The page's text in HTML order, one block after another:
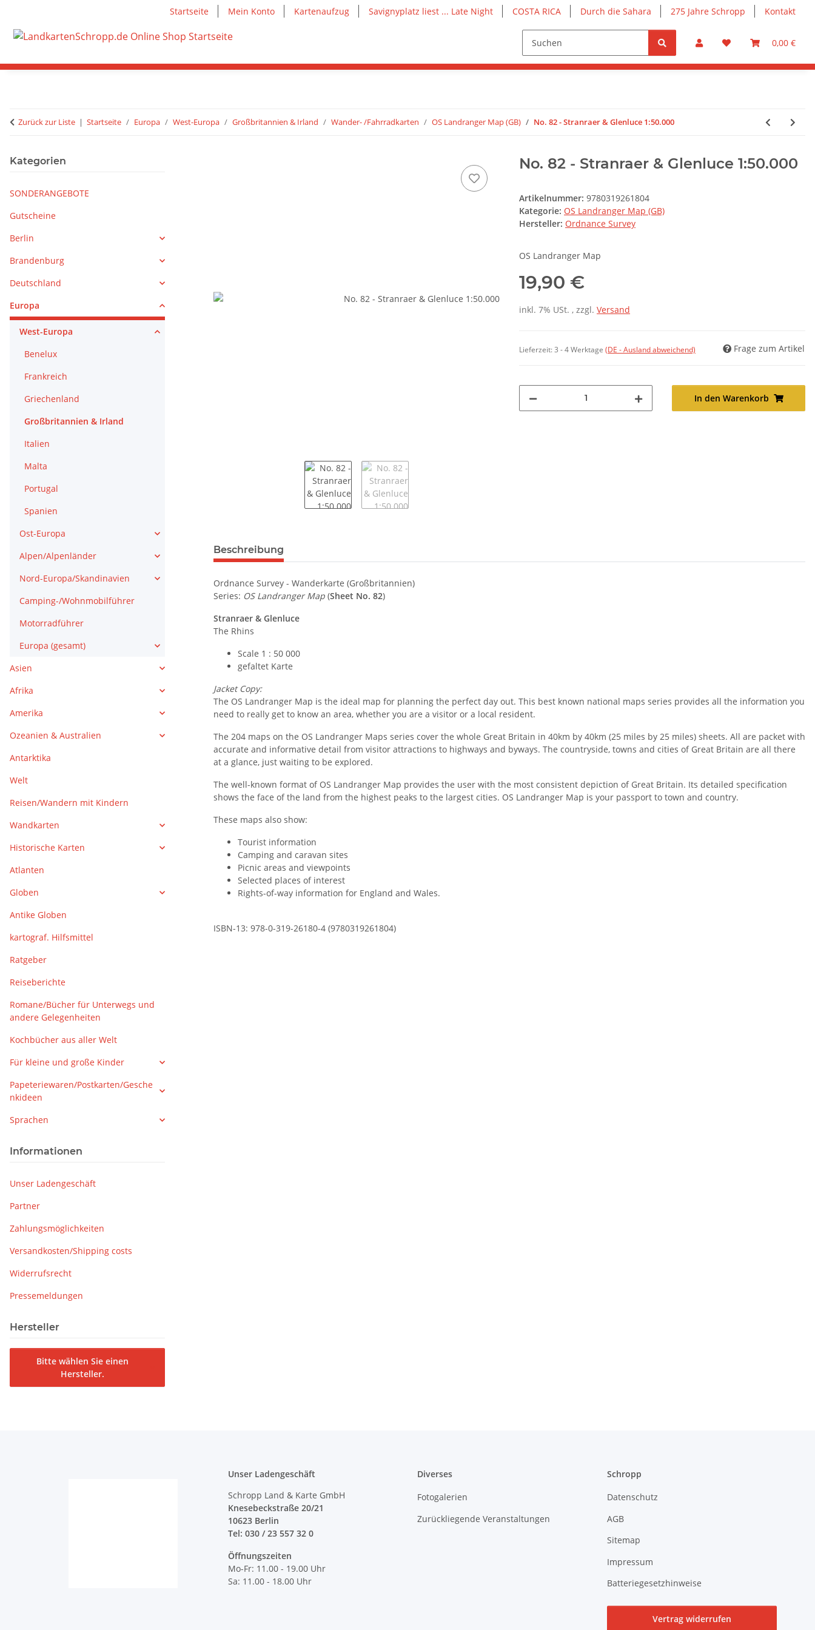
Startseite Mein Konto Kartenaufzug Savignyplatz liest ... Late Night COSTA RICA Durch die Sahara 275 Jahre Schropp Kontakt
0,00 €
Zurück zur Liste Startseite Europa West-Europa Großbritannien & Irland Wander- /Fahrradkarten OS Landranger Map (GB) No. 82 - Stranraer & Glenluce 1:50.000
No. 82 - Stranraer & Glenluce 1:50.000
Artikelnummer: 9780319261804
Kategorie: OS Landranger Map (GB)
Hersteller: Ordnance Survey
OS Landranger Map
19,90 €
inkl. 7% USt. , zzgl. Versand
Lieferzeit:3 - 4 Werktage (DE - Ausland abweichend) Frage zum Artikel
In den Warenkorb
weitere Registerkarten anzeigen
Beschreibung
Ordnance Survey - Wanderkarte (Großbritannien)
Series: OS Landranger Map (Sheet No. 82)
Stranraer & Glenluce
The Rhins
Scale 1 : 50 000
gefaltet Karte
Jacket Copy:
The OS Landranger Map is the ideal map for planning the perfect day out. This best known national maps series provides all the information you
need to really get to know an area, whether you are a visitor or a local resident.
The 204 maps on the OS Landranger Maps series cover the whole Great Britain in 40km by 40km (25 miles by 25 miles) sheets. All are packet with
accurate and informative detail from visitor attractions to highways and byways. The countryside, towns and cities of Great Britain are all there
at a glance, just waiting to be explored.
The well-known format of OS Landranger Map provides the user with the most consistent depiction of Great Britain. Its detailed specification
shows the face of the land from the highest peaks to the largest cities. OS Landranger Map is your passport to town and country.
These maps also show:
Tourist information
Camping and caravan sites
Picnic areas and viewpoints
Selected places of interest
Rights-of-way information for England and Wales.
ISBN-13: 978-0-319-26180-4 (9780319261804)
Kategorien
SONDERANGEBOTE
Gutscheine
Berlin
Brandenburg
Deutschland
Europa
West-Europa
Benelux
Frankreich
Griechenland
Großbritannien & Irland
Italien
Malta
Portugal
Spanien
Ost-Europa
Alpen/Alpenländer
Nord-Europa/Skandinavien
Camping-/Wohnmobilführer
Motorradführer
Europa (gesamt)
Asien
Afrika
Amerika
Ozeanien & Australien
Antarktika
Welt
Reisen/Wandern mit Kindern
Wandkarten
Historische Karten
Atlanten
Globen
Antike Globen
kartograf. Hilfsmittel
Ratgeber
Reiseberichte
Romane/Bücher für Unterwegs und
andere Gelegenheiten
Kochbücher aus aller Welt
Für kleine und große Kinder
Papeteriewaren/Postkarten/Gesche
nkideen
Sprachen
Informationen
Unser Ladengeschäft
Partner
Zahlungsmöglichkeiten
Versandkosten/Shipping costs
Widerrufsrecht
Pressemeldungen
Hersteller
Bitte wählen Sie einen
Hersteller.
Unser Ladengeschäft
Schropp Land & Karte GmbH
Knesebeckstraße 20/21
10623 Berlin
Tel: 030 / 23 557 32 0
Öffnungszeiten
Mo-Fr: 11.00 - 19.00 Uhr
Sa: 11.00 - 18.00 Uhr
Diverses
Fotogalerien
Zurückliegende Veranstaltungen
Schropp
Datenschutz
AGB
Sitemap
Impressum
Batteriegesetzhinweise
Vertrag widerrufen